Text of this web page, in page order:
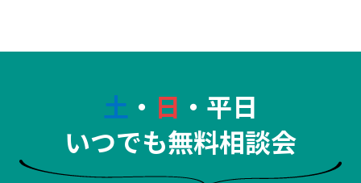
土 ・ 日 ・平日
いつでも無料相談会